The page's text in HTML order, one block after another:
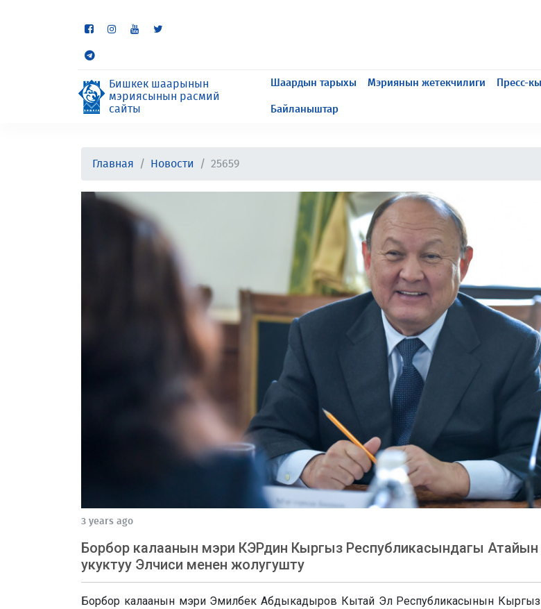
Бишкек шаарынын
мэриясынын расмий
сайты
Шаардын тарыхы Мэриянын жетекчилиги Пресс-
Байланыштар
Главная Новости 25659
3 years ago
Борбор калаанын мэри КЭРдин Кыргыз Республикасындагы
укуктуу Элчиси менен жолугушту
Борбор калаанын мэри Эмилбек Абдыкадыров Кытай Эл Республикасынын Кыргыз